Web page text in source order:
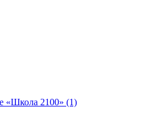
«Школа 2100» (1)